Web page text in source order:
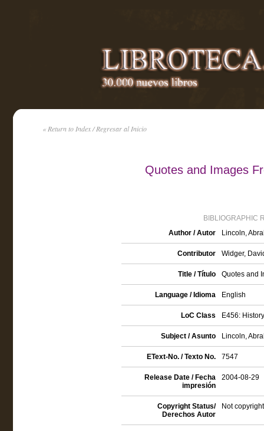
« Return to Index / Regresar al Inicio
Quotes and Images
BIBLIOGRAPHIC
Author / Autor
Lincoln,
Contributor Widger,
Title / Título Quotes and
Language / Idioma English
LoC Class E456:
Subject / Asunto Lincoln,
EText-No. / Texto No. 7547
Release Date / Fecha
impresión
2004-08-29
Copyright Status/
Derechos Autor
Not